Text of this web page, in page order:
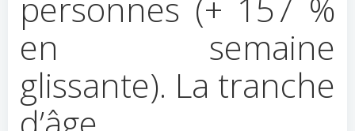
personnes (+ 157 %
en semaine
glissante). La tranche